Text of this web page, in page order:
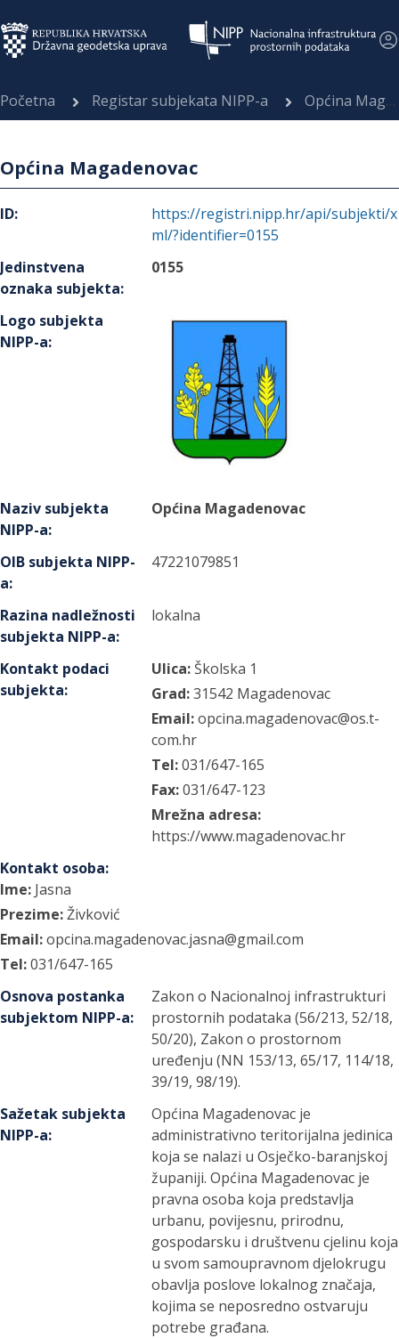
Početna Registar subjekata NIPP-a Općina Magadenovac
Općina Magadenovac
ID:
https://registri.nipp.hr/api/subjekti/x
ml/?identifier=0155
Jedinstvena
oznaka subjekta:
0155
Logo subjekta
NIPP-a:
Naziv subjekta
NIPP-a:
Općina Magadenovac
OIB subjekta NIPP-
a:
47221079851
Razina nadležnosti
subjekta NIPP-a:
lokalna
Kontakt podaci
subjekta:
Ulica: Školska 1
Grad:31542 Magadenovac
Email:opcina.magadenovac@os.t-
com.hr
Tel:031/647-165
Fax:031/647-123
Mrežna adresa:
https://www.magadenovac.hr
Kontakt osoba:
Ime: Jasna
Prezime:Živković
Email:opcina.magadenovac.jasna@gmail.com
Tel:031/647-165
Osnova postanka
subjektom NIPP-a:
Zakon o Nacionalnoj infrastrukturi
prostornih podataka (56/213, 52/18,
50/20), Zakon o prostornom
uređenju (NN 153/13, 65/17, 114/18,
39/19, 98/19).
Sažetak subjekta
NIPP-a:
Općina Magadenovac je
administrativno teritorijalna jedinica
koja se nalazi u Osječko-baranjskoj
županiji. Općina Magadenovac je
pravna osoba koja predstavlja
urbanu, povijesnu, prirodnu,
gospodarsku i društvenu cjelinu koja
u svom samoupravnom djelokrugu
obavlja poslove lokalnog značaja,
kojima se neposredno ostvaruju
potrebe građana.